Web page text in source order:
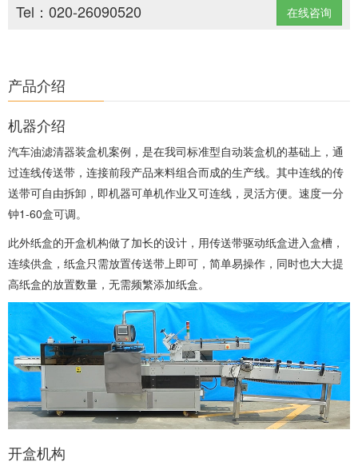
在线咨询
Tel：020-26090520
产品介绍
机器介绍
汽车油滤清器装盒机案例，是在我司标准型自动装盒机的基础上，通
过连线传送带，连接前段产品来料组合而成的生产线。其中连线的传
送带可自由拆卸，即机器可单机作业又可连线，灵活方便。速度一分
钟1-60盒可调。
此外纸盒的开盒机构做了加长的设计，用传送带驱动纸盒进入盒槽，
连续供盒，纸盒只需放置传送带上即可，简单易操作，同时也大大提
高纸盒的放置数量，无需频繁添加纸盒。
开盒机构